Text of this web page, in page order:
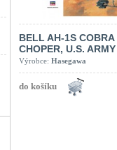
BELL AH-1S COBRA
CHOPER, U.S. ARMY
Výrobce: Hasegawa